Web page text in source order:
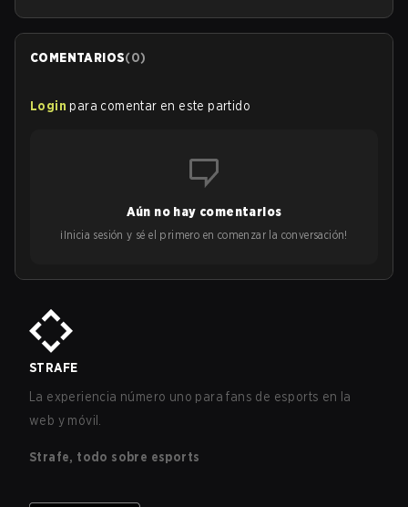
COMENTARIOS(0)
Login para comentar en este partido
Aún no hay comentarios
¡Inicia sesión y sé el primero en comenzar la conversación!
STRAFE
La experiencia número uno para fans de esports en la
web y móvil.
Strafe, todo sobre esports